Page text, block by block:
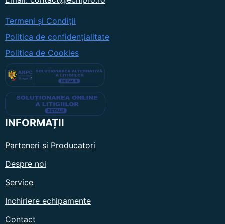
Termeni și Condiții
Politica de confidențialitate
Politica de Cookies
INFORMAȚII
Parteneri si Producatori
Despre noi
Service
Inchiriere echipamente
Contact